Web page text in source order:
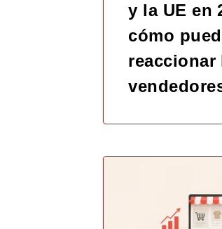
y la UE en
cómo
reaccionar